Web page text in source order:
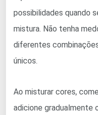
possibilidades quando
mistura. Não tenha
diferentes
únicos.
Ao misturar cores,
adicione gradualmente